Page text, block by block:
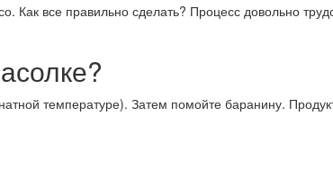
все правильно сделать? Процесс довольно
температуре). Затем помойте баранину.